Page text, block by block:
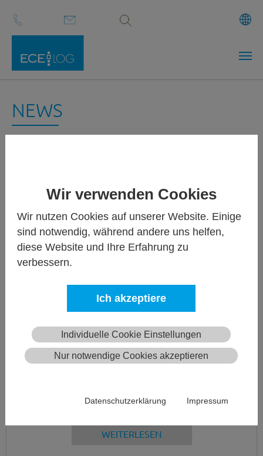
Wir verwenden Cookies
Wir nutzen Cookies auf unserer Website. Einige
sind notwendig, während andere uns helfen,
diese Website und Ihre Erfahrung zu
verbessern.
Ich akzeptiere
Individuelle Cookie Einstellungen
Nur notwendige Cookies akzeptieren
Datenschutzerklärung Impressum
NEWS
Erfolgsprojekt wird fortgesetzt
WEITERLESEN